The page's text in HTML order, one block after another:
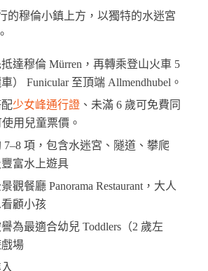
的穆倫小鎮上方，以獨特的水迷宮
達穆倫 Mürren，再轉乘登山火車 5
） Funicular 至頂端 Allmendhubel。
少女峰通行證、未滿 6 歲可免費同
用兒童票價。
7–8 項，包含水迷宮、隧道、攀爬
富水上遊具
觀餐廳 Panorama Restaurant，大人
顧小孩
為最適合幼兒 Toddlers（2 歲左
場